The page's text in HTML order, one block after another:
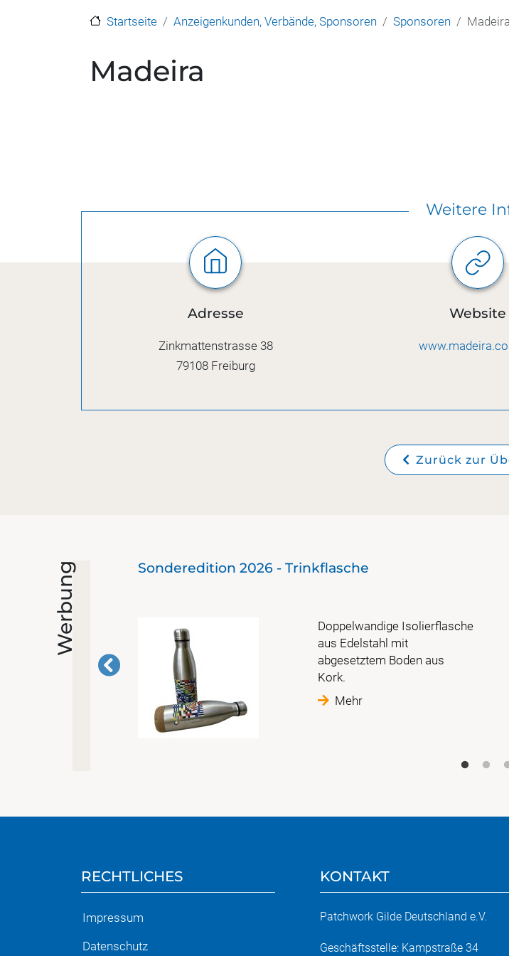
Startseite Anzeigenkunden, Verbände, Sponsoren Sponsoren Madeira
Madeira
Weitere
Adresse
Zinkmattenstrasse 38
79108 Freiburg
Website
Zurück zur
Werbung Sonderedition 2026 - Trinkflasche
Doppelwandige Isolierflasche
aus Edelstahl mit
abgesetztem Boden aus
Kork.
Mehr
RECHTLICHES
Impressum
Datenschutz
KONTAKT
Patchwork Gilde Deutschland e.V.
Geschäftsstelle: Kampstraße 34